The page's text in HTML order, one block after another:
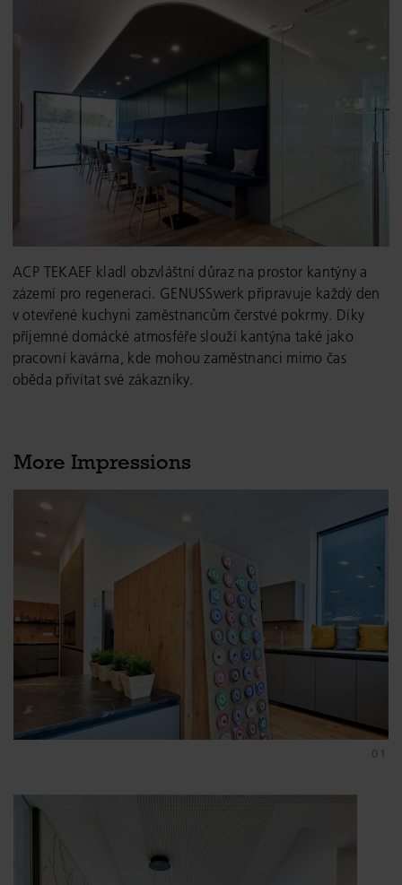
ACP TEKAEF kladl obzvláštní důraz na prostor kantýny a
zázemí pro regeneraci. GENUSSwerk připravuje každý den
v otevřené kuchyni zaměstnancům čerstvé pokrmy. Díky
příjemné domácké atmosféře slouží kantýna také jako
pracovní kavárna, kde mohou zaměstnanci mimo čas
oběda přivítat své zákazníky.
More Impressions